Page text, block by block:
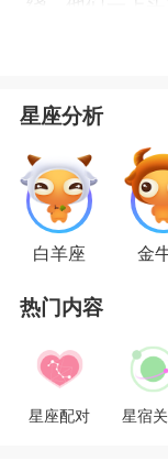
绕，他们一上
冷静了就想分
是能真情以待的
射手座
火象星座的
自然少不了射
好奇，性格也
中的亮点。他
桃花运非常旺
射手座来说是
星座分析
白羊座 金
热门内容
星座配对 星宿